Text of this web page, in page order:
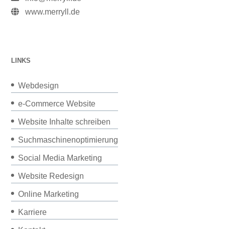
www.merryll.de
LINKS
Webdesign
e-Commerce Website
Website Inhalte schreiben
Suchmaschinenoptimierung
Social Media Marketing
Website Redesign
Online Marketing
Karriere